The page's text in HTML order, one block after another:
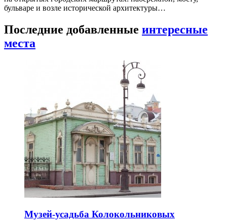
бульваре и возле исторической архитектуры…
Последние добавленные интересные
места
Музей-усадьба Колокольниковых